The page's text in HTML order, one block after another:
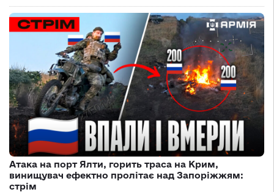
Атака на порт Ялти, горить траса на Крим,
винищувач ефектно пролітає над Запоріжжям:
стрім